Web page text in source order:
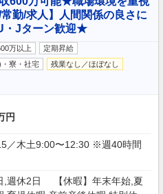
勤/求人】人間関係の良さに
・Jターン歓迎★
万以上
定期昇給
寮・社宅
残業なし／ほぼなし
円
／木土9:00〜12:30 ※週40時間
,週休2日 【休暇】年末年始,夏